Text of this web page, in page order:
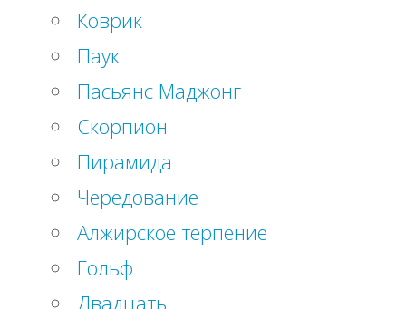
Коврик
Паук
Пасьянс Маджонг
Скорпион
Пирамида
Чередование
Алжирское терпение
Гольф
Двадцать